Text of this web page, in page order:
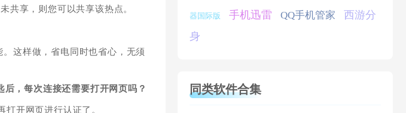
共享，则您可以共享该热点。
这样做，省电同时也省心，无须
，每次连接还需要打开网页吗？
开网页进行认证了。
器国际版 手机迅雷 QQ手机管家
西游分
身
同类软件合集